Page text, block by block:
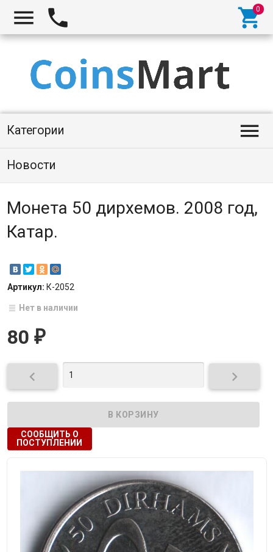
  
Категории 
Новости
Монета 50 дирхемов. 2008 год,
Катар.
Артикул: К-2052
Нет в наличии
80 ₽
 
СООБЩИТЬ О
ПОСТУПЛЕНИИ